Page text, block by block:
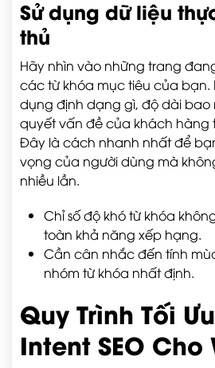
Sử dụng dữ liệu
thủ
Hãy nhìn vào những trang
các từ khóa mục tiêu của bạn.
dụng định dạng gì, độ dài bao
quyết vấn đề của khách hàng
Đây là cách nhanh nhất để
vọng của người dùng mà
nhiều lần.
Chỉ số độ khó từ khóa
toàn khả năng xếp hạng.
Cần cân nhắc đến tính
nhóm từ khóa nhất định.
Quy Trình Tối
Intent SEO Cho